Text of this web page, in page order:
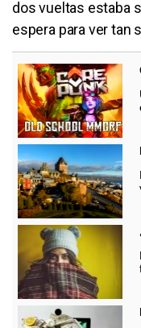
dos vueltas estaba
espera para ver tan